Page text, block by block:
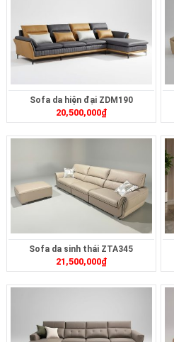
Sofa da hiện đại ZDM190
20,500,000₫
Sofa da sinh thái ZTA345
21,500,000₫